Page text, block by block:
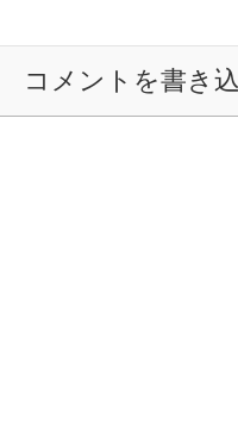
コメントを書き